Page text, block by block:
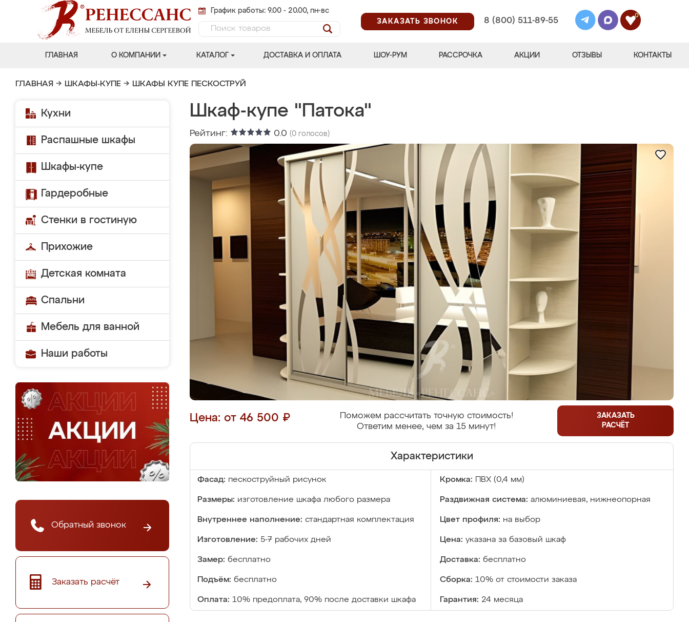
График работы: 9.00 - 20.00, пн-вс
ЗАКАЗАТЬ ЗВОНОК
8 (800) 511-89-55
0
ГЛАВНАЯ О КОМПАНИИ КАТАЛОГ ДОСТАВКА И ОПЛАТА ШОУ-РУМ РАССРОЧКА АКЦИИ ОТЗЫВЫ КОНТАКТЫ
ГЛАВНАЯ → ШКАФЫ-КУПЕ → ШКАФЫ КУПЕ ПЕСКОСТРУЙ
Кухни
Распашные шкафы
Шкафы-купе
Гардеробные
Стенки в гостиную
Прихожие
Детская комната
Спальни
Мебель для ванной
Наши работы
Обратный звонок
Заказать расчёт
Шкаф-купе "Патока"
Рейтинг: 0.0 (0 голосов)
Цена: от 46 500 ₽
Поможем рассчитать точную стоимость!
Ответим менее, чем за 15 минут!
ЗАКАЗАТЬ
РАСЧЁТ
Характеристики
Фасад: пескоструйный рисунок Кромка: ПВХ (0,4 мм)
Размеры: изготовление шкафа любого размера Раздвижная система: алюминиевая, нижнеопорная
Внутреннее наполнение: стандартная комплектация Цвет профиля: на выбор
Изготовление: 5-7 рабочих дней Цена: указана за базовый шкаф
Замер: бесплатно Доставка: бесплатно
Подъём: бесплатно Сборка: 10% от стоимости заказа
Оплата: 10% предоплата, 90% после доставки шкафа Гарантия: 24 месяца